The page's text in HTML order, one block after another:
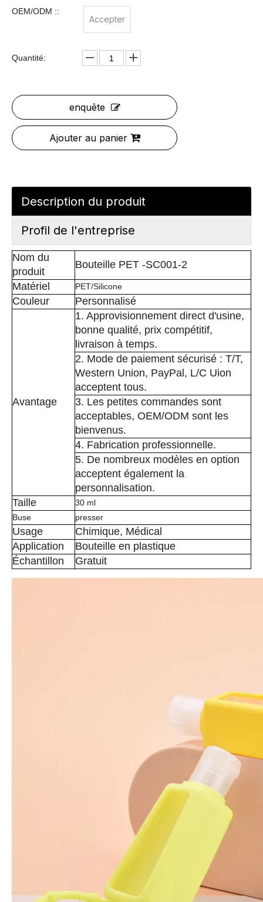
OEM/ODM ::
Accepter
Quantité:
enquête
Ajouter au panier
Description du produit
Profil de l'entreprise
Nom du
produit
Bouteille PET -SC001-2
Matériel
PET/Silicone
Couleur Personnalisé
Avantage
1. Approvisionnement direct d'usine,
bonne qualité, prix compétitif,
livraison à temps.
2. Mode de paiement sécurisé : T/T,
Western Union, PayPal, L/C Uion
acceptent tous.
3. Les petites commandes sont
acceptables, OEM/ODM sont les
bienvenus.
4. Fabrication professionnelle.
5. De nombreux modèles en option
acceptent également la
personnalisation.
Taille
30 ml
Buse
presser
Usage
Chimique, Médical
Application
Bouteille en plastique
Échantillon
Gratuit